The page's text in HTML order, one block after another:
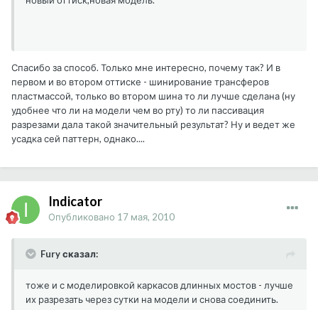
Спасибо за способ. Только мне интересно, почему так? И в
первом и во втором оттиске - шинирование трансферов
пластмассой, только во втором шина то ли лучше сделана (ну
удобнее что ли на модели чем во рту) то ли пассивация
разрезами дала такой значительный результат? Ну и ведет же
усадка сей паттерн, однако....
Indicator
Опубликовано 17 мая, 2010
Fury сказал:
тоже и с моделировкой каркасов длинных мостов - лучше
их разрезать через сутки на модели и снова соединить.